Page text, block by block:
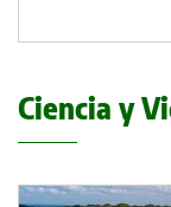
Ciencia y